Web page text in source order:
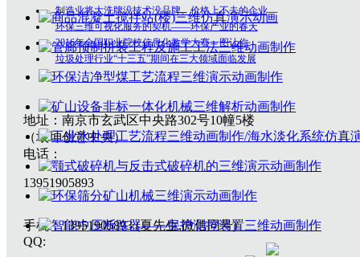
制造业将大洗牌没技术没品牌、价格上不去的企业
环保三维可视化服务的契机——环保产业的春天
2016年全国职业院校信息化教学大赛一图让你
垃圾处理行业“十三五”期间在三大领域面临发展
地址：南京市玄武区中央路302号10幢5楼
（垠坤创意中央）
电话：
13951905893
手机：13951905893 (夏先生,微信同号)
QQ: